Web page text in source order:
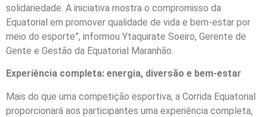
solidariedade. A iniciativa mostra o compromisso da
Equatorial em promover qualidade de vida e bem-estar por
meio do esporte”, informou Ytaquirate Soeiro, Gerente de
Gente e Gestão da Equatorial Maranhão.
Experiência completa: energia, diversão e bem-estar
Mais do que uma competição esportiva, a Corrida Equatorial
proporcionará aos participantes uma experiência completa,